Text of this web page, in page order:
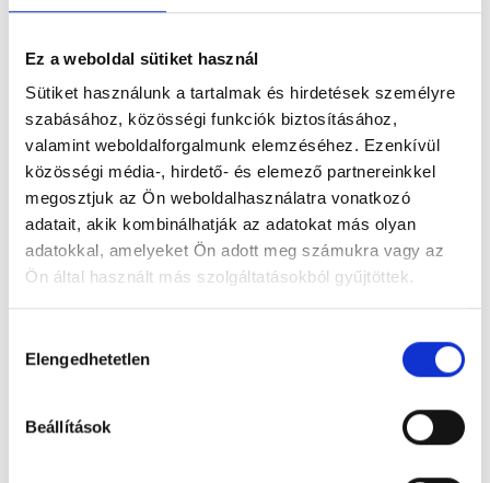
Ez a weboldal sütiket használ
Sütiket használunk a tartalmak és hirdetések személyre
szabásához, közösségi funkciók biztosításához,
valamint weboldalforgalmunk elemzéséhez. Ezenkívül
közösségi média-, hirdető- és elemező partnereinkkel
megosztjuk az Ön weboldalhasználatra vonatkozó
adatait, akik kombinálhatják az adatokat más olyan
adatokkal, amelyeket Ön adott meg számukra vagy az
Ön által használt más szolgáltatásokból gyűjtöttek.
szabályzat:https://foglaljorvost.hu/info/foglaljorvost-
kiválasztása
Elengedhetetlen
Beállítások
Foglalj időpontot megbízható
Válassz szakterületet